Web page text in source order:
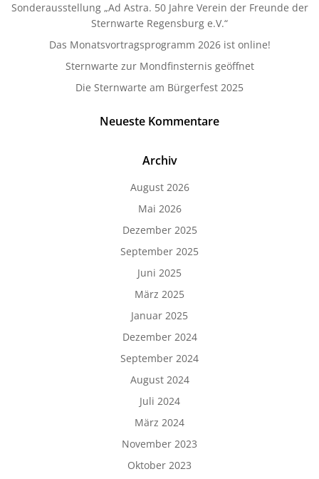
Sonderausstellung „Ad Astra. 50 Jahre Verein der Freunde der
Sternwarte Regensburg e.V.“
Das Monatsvortragsprogramm 2026 ist online!
Sternwarte zur Mondfinsternis geöffnet
Die Sternwarte am Bürgerfest 2025
Neueste Kommentare
Archiv
August 2026
Mai 2026
Dezember 2025
September 2025
Juni 2025
März 2025
Januar 2025
Dezember 2024
September 2024
August 2024
Juli 2024
März 2024
November 2023
Oktober 2023